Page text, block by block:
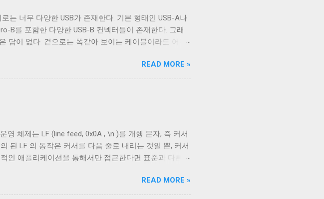
는 너무 다양한 USB가 존재한다. 기본 형태인 USB-A나
B를 포함한 다양한 USB-B 컨넥터들이 존재한다. 그래
답이 없다. 겉으로는 똑같아 보이는 케이블이라도 어떤
히 알아보겠다. Micro-B 케이블의 편조 차폐와 호일 차
을 벗겨낸 것이다. 절연체 아래로 금속 선이 있는 것을
차폐를 목적으로 들어간 금속 선이다. 실제 전선은 이 금
용됐다. 하나는 얇은 금속 호일이고, 다른 하나는 얇은
라고 부르고 후자는 편조 차폐(Braided Shielding)라고
기파를 차단하는 데 효과적이다. USB 3.0의 고속 전송
필수는 아니고 권장 사항이다. 하지만 어지간한 싸구려
사용한다. 차폐 선이 쉴드와 연결되지 않았다 하지만
READ MORE »
영 체제는 LF (line feed, 0x0A , \n )를 개행 문자, 즉 커서
된 LF 의 동작은 커서를 다음 줄로 내리는 것일 뿐, 커서
인 애플리케이션을 통해서만 접근한다면 표준과 다른
적절한 가공을 하여 출력한다. 이를 제어하기 위한 플
는 터미널이 받은 문자를 출력하기 전에 어떤 후처
READ MORE »